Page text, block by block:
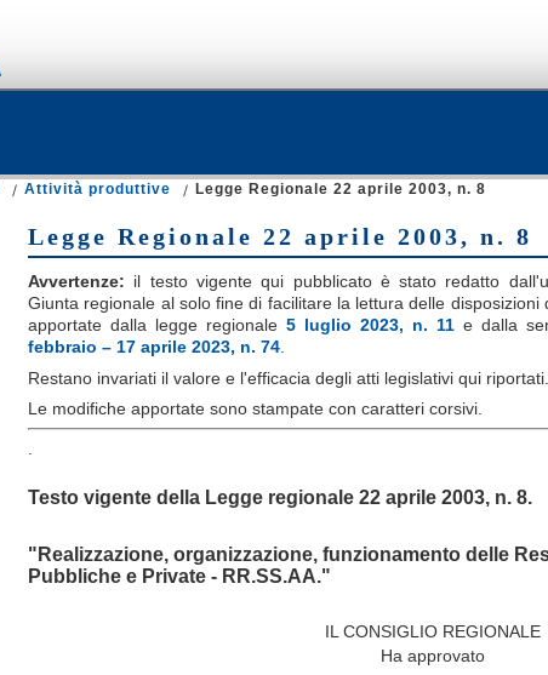
Attività produttive Legge Regionale 22 aprile 2003, n. 8
Legge Regionale 22 aprile 2003, n. 8
Avvertenze: il testo vigente qui pubblicato è stato redatto
Giunta regionale al solo fine di facilitare la lettura delle
apportate dalla legge regionale 5 luglio 2023, n. 11 e dalla
febbraio – 17 aprile 2023, n. 74.
Restano invariati il valore e l'efficacia degli atti legislativi qui riportati.
Le modifiche apportate sono stampate con caratteri corsivi.
Testo vigente della Legge regionale 22 aprile 2003, n. 8.
"Realizzazione, organizzazione, funzionamento delle
Pubbliche e Private - RR.SS.AA."
IL CONSIGLIO REGIONALE
Ha approvato